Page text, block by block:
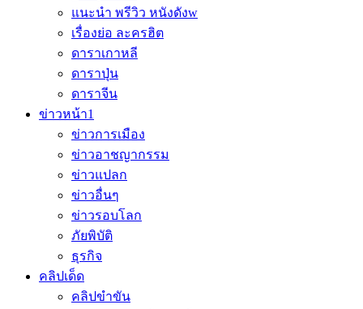
แนะนำ พรีวิว หนังดังw
เรื่องย่อ ละครฮิต
ดาราเกาหลี
ดาราปุ่น
ดาราจีน
ข่าวหน้า1
ข่าวการเมือง
ข่าวอาชญากรรม
ข่าวแปลก
ข่าวอื่นๆ
ข่าวรอบโลก
ภัยพิบัติ
ธุรกิจ
คลิปเด็ด
คลิปขำขัน